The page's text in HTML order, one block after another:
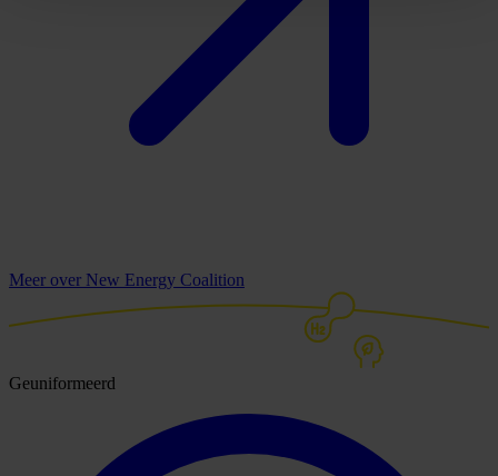
Meer over New Energy Coalition
Geuniformeerd